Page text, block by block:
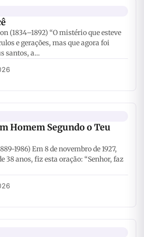
(1834–1892) “O mistério que esteve
e gerações, mas que agora foi
santos, a…
Homem Segundo o Teu
1986) Em 8 de novembro de 1927,
38 anos, fiz esta oração: “Senhor, faz